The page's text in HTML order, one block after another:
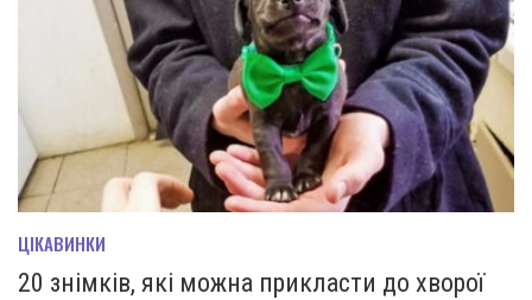
ЦІКАВИНКИ
20 знімків, які можна прикласти до хворої